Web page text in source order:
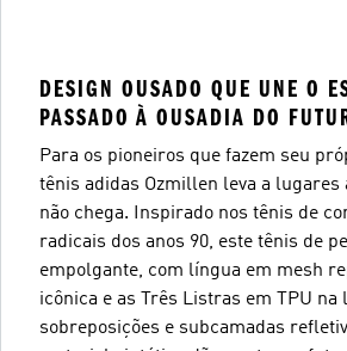
DESIGN OUSADO QUE UNE O
PASSADO À OUSADIA DO
Para os pioneiros que fazem seu
tênis adidas Ozmillen leva a lugares
não chega. Inspirado nos tênis de
radicais dos anos 90, este tênis de
empolgante, com língua em mesh
icônica e as Três Listras em TPU na
sobreposições e subcamadas